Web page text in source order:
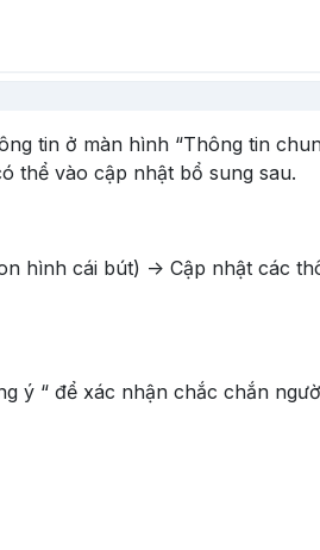
tin ở màn hình “Thông tin
thể vào cập nhật bổ sung sau.
hình cái bút) -> Cập nhật các
ý “ để xác nhận chắc chắn